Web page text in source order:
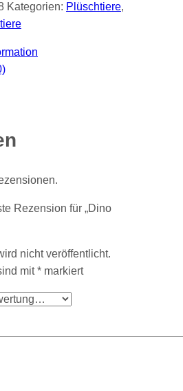
Kategorien: Plüschtiere,
Rezension für „Dino
nicht veröffentlicht.
mit* markiert